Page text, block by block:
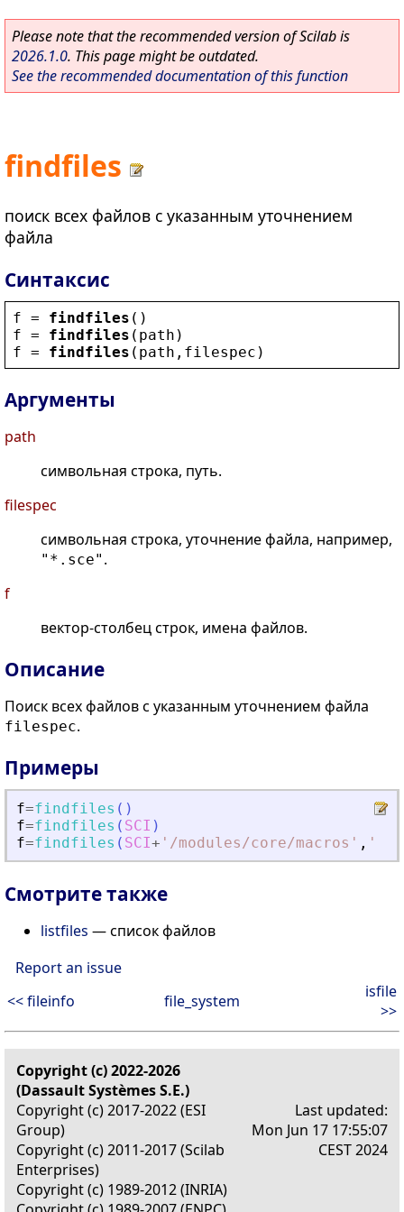
Please note that the recommended version of Scilab is
2026.1.0. This page might be outdated.
See the recommended documentation of this function
findfiles
поиск всех файлов с указанным уточнением
файла
Синтаксис
f = findfiles ()
f = findfiles ( path )
f = findfiles ( path , filespec )
Аргументы
path
символьная строка, путь.
filespec
символьная строка, уточнение файла, например,
"*.sce" .
f
вектор-столбец строк, имена файлов.
Описание
Поиск всех файлов с указанным уточнением файла
filespec.
Примеры
f=findfiles ( )
f=findfiles ( SCI )
f=findfiles ( SCI+ ' /modules/core/macros ' , '
Смотрите также
listfiles — список файлов
Report an issue
<< fileinfo
file_system
isfile
>>
Copyright (c) 2022-2026
(Dassault Systèmes S.E.)
Copyright (c) 2017-2022 (ESI
Group)
Copyright (c) 2011-2017 (Scilab
Enterprises)
Copyright (c) 1989-2012 (INRIA)
Last updated:
Mon Jun 17 17:55:07
CEST 2024